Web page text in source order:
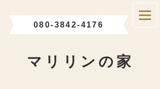
080-3842-4176
マリリンの家